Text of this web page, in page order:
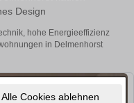
Alle Cookies ablehnen
Design
hohe Energieeffizienz
in Delmenhorst